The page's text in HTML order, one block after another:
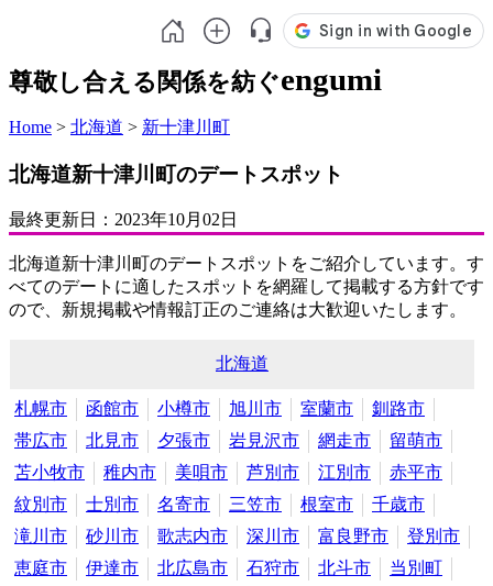
尊敬し合える関係を紡ぐengumi
Home > 北海道 > 新十津川町
北海道新十津川町のデートスポット
最終更新日： 2023年10月02日
北海道新十津川町のデートスポットをご紹介しています。す
べてのデートに適したスポットを網羅して掲載する方針です
ので、新規掲載や情報訂正のご連絡は大歓迎いたします。
北海道
札幌市 函館市 小樽市 旭川市 室蘭市
釧路市
帯広市
北見市 夕張市 岩見沢市 網走市
留萌市
苫小牧市
稚内市 美唄市 芦別市 江別市
赤平市
紋別市
士別市 名寄市 三笠市 根室市
千歳市
滝川市
砂川市 歌志内市 深川市 富良野市
登別市
恵庭市
伊達市 北広島市 石狩市 北斗市
当別町